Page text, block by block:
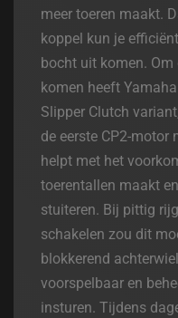
meer toeren maakt.
koppel kun je
bocht uit komen.
komen heeft
Slipper Clutch
de eerste CP2-motor
helpt met het
toerentallen maakt
stuiteren. Bij pittig
schakelen zou dit
blokkerend
voorspelbaar en
insturen. Tijdens